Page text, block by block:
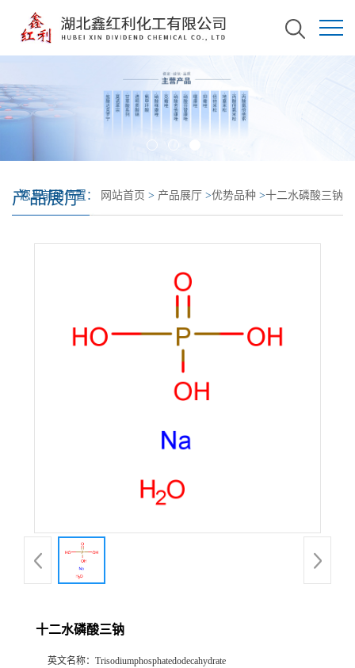
产品展厅
您当前的位置： 网站首页 > 产品展厅 >优势品种 >十二水磷酸三钠
十二水磷酸三钠
英文名称： Trisodiumphosphatedodecahydrate